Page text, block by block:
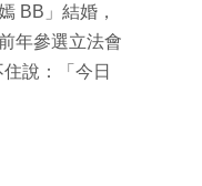
BB」結婚，
年參選立法會
說：「今日